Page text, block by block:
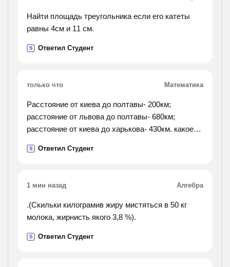
Найти площадь треугольника если его катеты
равны 4см и 11 см.
S Ответил Студент
только что Математика
Расстояние от киева до полтавы- 200км;
расстояние от львова до полтавы- 680км;
расстояние от киева до харькова- 430км. какое
харькова?
S Ответил Студент
1 мин назад Алгебра
.(Скильки килограмив жиру мистяться в 50 кг
молока, жирнисть якого 3,8 %).
S Ответил Студент